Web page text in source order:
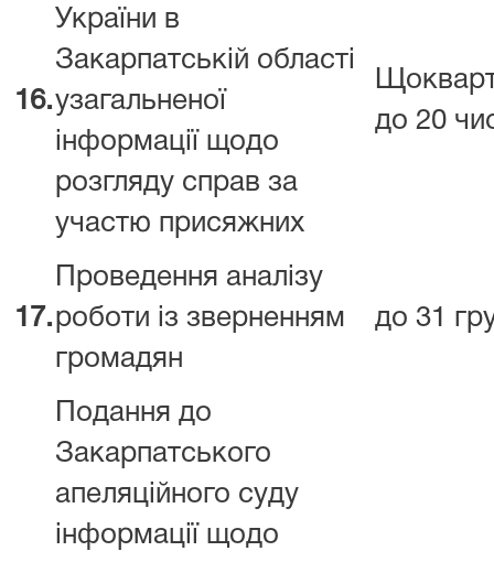
16.
України в
Закарпатській області
узагальненої
інформації щодо
розгляду справ за
участю присяжних
до 20
17.
Проведення аналізу
роботи із зверненням
громадян
до 31
Подання до
Закарпатського
апеляційного суду
інформації щодо